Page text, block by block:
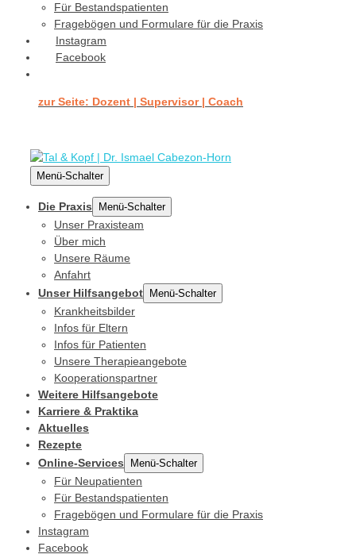
Für Bestandspatienten
Fragebögen und Formulare für die Praxis
Instagram
Facebook
zur Seite: Dozent | Supervisor | Coach
Menü-Schalter
Die Praxis Menü-Schalter
Unser Praxisteam
Über mich
Unsere Räume
Anfahrt
Unser Hilfsangebot
Menü-Schalter
Krankheitsbilder
Infos für Eltern
Infos für Patienten
Unsere Therapieangebote
Kooperationspartner
Weitere Hilfsangebote
Karriere & Praktika
Aktuelles
Rezepte
Online-Services
Menü-Schalter
Für Neupatienten
Für Bestandspatienten
Fragebögen und Formulare für die Praxis
Instagram
Facebook